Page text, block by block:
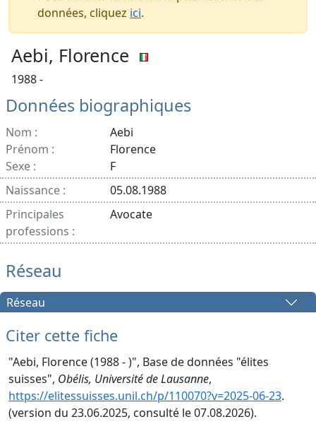
données, cliquez ici.
Aebi, Florence
1988 -
Données biographiques
Nom :
Aebi
Prénom :
Florence
Sexe :
F
Naissance :
05.08.1988
Principales
professions :
Avocate
Réseau
Réseau
Citer cette fiche
"Aebi, Florence (1988 - )", Base de données "élites
suisses", Obélis, Université de Lausanne,
https://elitessuisses.unil.ch/p/110070?v=2025-06-23.
(version du 23.06.2025, consulté le 07.08.2026).